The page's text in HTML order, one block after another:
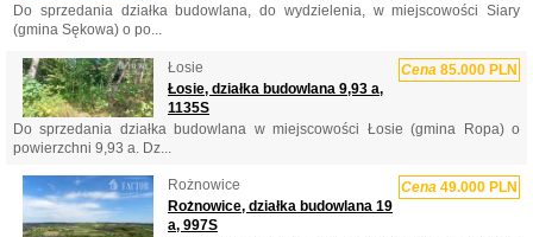
Do sprzedania działka budowlana, do wydzielenia, w miejscowości Siary
(gmina Sękowa) o po...
Łosie Cena 85.000 PLN
Łosie, działka budowlana 9,93 a,
1135S
Do sprzedania działka budowlana w miejscowości Łosie (gmina Ropa) o
powierzchni 9,93 a. Dz...
Rożnowice Cena 49.000 PLN
Rożnowice, działka budowlana 19
a, 997S